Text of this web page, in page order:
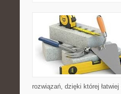
rozwiązań, dzięki której